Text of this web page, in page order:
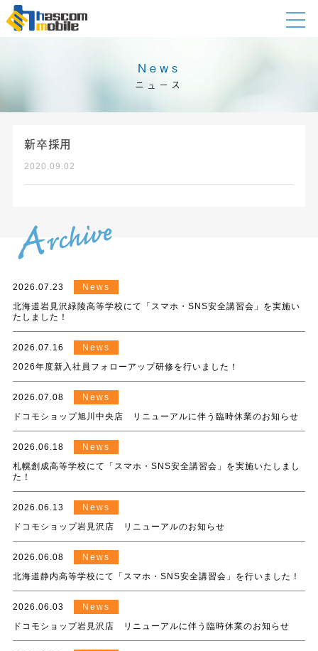
News
ニュース
新卒採用
2020.09.02
2026.07.23
News
北海道岩見沢緑陵高等学校にて「スマホ・SNS安全講習会」を実施い
たしました！
2026.07.16
News
2026年度新入社員フォローアップ研修を行いました！
2026.07.08
News
ドコモショップ旭川中央店 リニューアルに伴う臨時休業のお知らせ
2026.06.18
News
札幌創成高等学校にて「スマホ・SNS安全講習会」を実施いたしまし
た！
2026.06.13
News
ドコモショップ岩見沢店 リニューアルのお知らせ
2026.06.08
News
北海道静内高等学校にて「スマホ・SNS安全講習会」を行いました！
2026.06.03
News
ドコモショップ岩見沢店 リニューアルに伴う臨時休業のお知らせ